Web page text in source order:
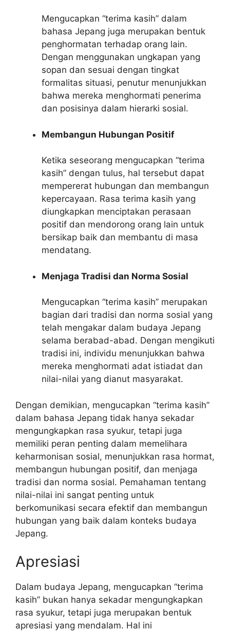
Mengucapkan “terima kasih” dalam
bahasa Jepang juga merupakan bentuk
penghormatan terhadap orang lain.
Dengan menggunakan ungkapan yang
sopan dan sesuai dengan tingkat
formalitas situasi, penutur menunjukkan
bahwa mereka menghormati penerima
dan posisinya dalam hierarki sosial.
Membangun Hubungan Positif
Ketika seseorang mengucapkan “terima
kasih” dengan tulus, hal tersebut dapat
mempererat hubungan dan membangun
kepercayaan. Rasa terima kasih yang
diungkapkan menciptakan perasaan
positif dan mendorong orang lain untuk
bersikap baik dan membantu di masa
mendatang.
Menjaga Tradisi dan Norma Sosial
Mengucapkan “terima kasih” merupakan
bagian dari tradisi dan norma sosial yang
telah mengakar dalam budaya Jepang
selama berabad-abad. Dengan mengikuti
tradisi ini, individu menunjukkan bahwa
mereka menghormati adat istiadat dan
nilai-nilai yang dianut masyarakat.
Dengan demikian, mengucapkan “terima kasih”
dalam bahasa Jepang tidak hanya sekadar
mengungkapkan rasa syukur, tetapi juga
memiliki peran penting dalam memelihara
keharmonisan sosial, menunjukkan rasa hormat,
membangun hubungan positif, dan menjaga
tradisi dan norma sosial. Pemahaman tentang
nilai-nilai ini sangat penting untuk
berkomunikasi secara efektif dan membangun
hubungan yang baik dalam konteks budaya
Jepang.
Apresiasi
Dalam budaya Jepang, mengucapkan “terima
kasih” bukan hanya sekadar mengungkapkan
rasa syukur, tetapi juga merupakan bentuk
apresiasi yang mendalam. Hal ini